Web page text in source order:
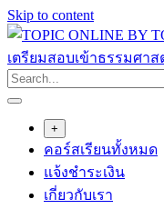
Skip to content
+
คอร์สเรียนทั้งหมด
แจ้งชำระเงิน
เกี่ยวกับเรา